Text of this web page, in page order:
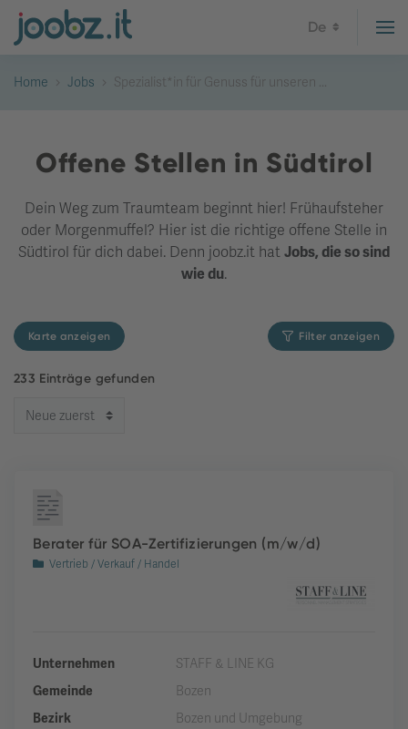
De
Home Jobs Spezialist*in für Genuss für unseren ...
Offene Stellen in Südtirol
Dein Weg zum Traumteam beginnt hier! Frühaufsteher
oder Morgenmuffel? Hier ist die richtige offene Stelle in
Südtirol für dich dabei. Denn joobz.it hat Jobs, die so sind
wie du.
Karte anzeigen Filter anzeigen
233 Einträge gefunden
Berater für SOA-Zertifizierungen (m/w/d)
Vertrieb / Verkauf / Handel
Unternehmen
STAFF & LINE KG
Gemeinde
Bozen
Bezirk
Bozen und Umgebung